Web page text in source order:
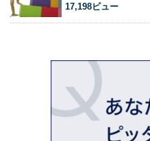
17,198ビュー